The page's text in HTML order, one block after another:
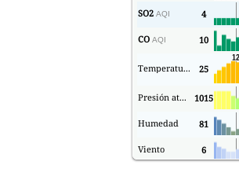
SO2 AQI 4
CO AQI 10
Temperatura. 25
Presión atmosférica 1015
Humedad 81
Viento 6